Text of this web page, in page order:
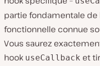
partie fondamentale
fonctionnelle connue
Vous saurez
hook useCallback et